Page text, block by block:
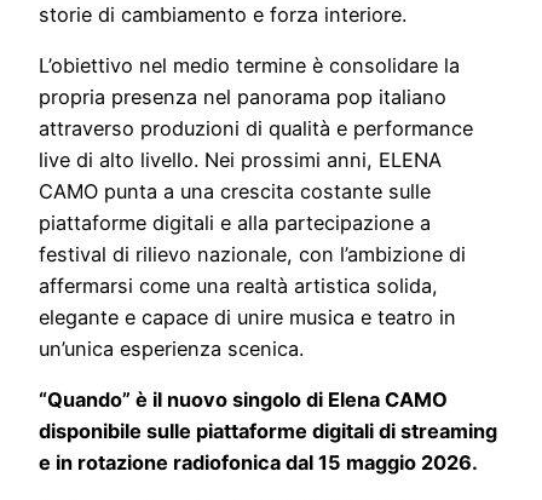
storie di cambiamento e forza interiore.
L’obiettivo nel medio termine è consolidare la
propria presenza nel panorama pop italiano
attraverso produzioni di qualità e performance
live di alto livello. Nei prossimi anni, ELENA
CAMO punta a una crescita costante sulle
piattaforme digitali e alla partecipazione a
festival di rilievo nazionale, con l’ambizione di
affermarsi come una realtà artistica solida,
elegante e capace di unire musica e teatro in
un’unica esperienza scenica.
“Quando” è il nuovo singolo di Elena CAMO
disponibile sulle piattaforme digitali di streaming
e in rotazione radiofonica dal 15 maggio 2026.